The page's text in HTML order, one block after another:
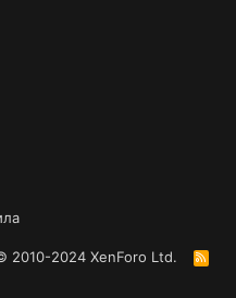
2010-2024 XenForo Ltd.
R
S